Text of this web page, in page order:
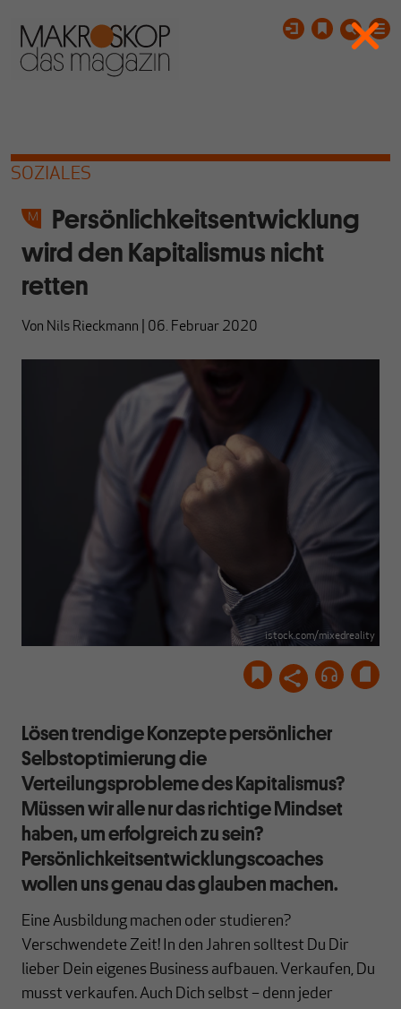
SOZIALES
Persönlichkeitsentwicklung
wird den Kapitalismus nicht
retten
Von Nils Rieckmann 06. Februar 2020
istock.com/mixedreality
Lösen trendige Konzepte persönlicher
Selbstoptimierung die
Verteilungsprobleme des Kapitalismus?
Müssen wir alle nur das richtige Mindset
haben, um erfolgreich zu sein?
Persönlichkeitsentwicklungscoaches
wollen uns genau das glauben machen.
Eine Ausbildung machen oder studieren?
Verschwendete Zeit! In den Jahren solltest Du Dir
lieber Dein eigenes Business aufbauen. Verkaufen, Du
musst verkaufen. Auch Dich selbst – denn jeder